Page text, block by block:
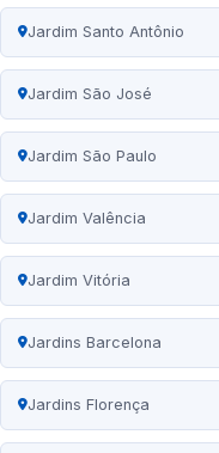
Jardim Santo Antônio
Jardim São José
Jardim São Paulo
Jardim Valência
Jardim Vitória
Jardins Barcelona
Jardins Florença